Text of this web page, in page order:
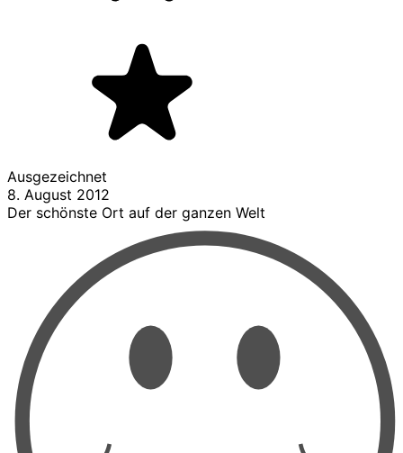
Ausgezeichnet
8. August 2012
Der schönste Ort auf der ganzen Welt